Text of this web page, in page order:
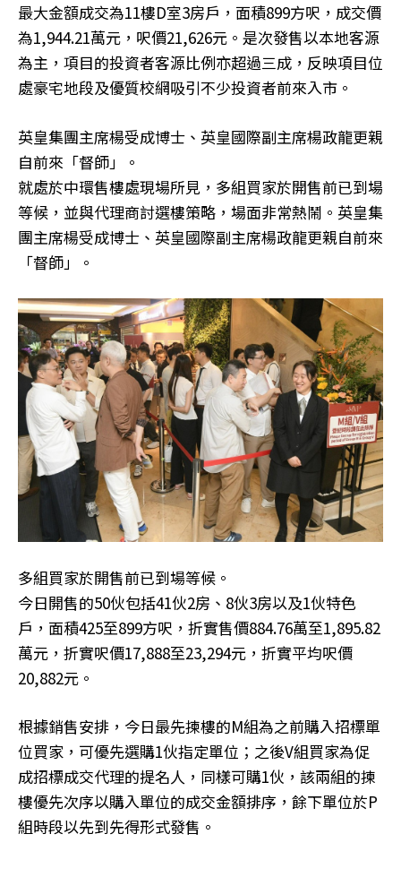
最大金額成交為11樓D室3房戶，面積899方呎，成交價
為1,944.21萬元，呎價21,626元。是次發售以本地客源
為主，項目的投資者客源比例亦超過三成，反映項目位
處豪宅地段及優質校網吸引不少投資者前來入市。
英皇集團主席楊受成博士、英皇國際副主席楊政龍更親
自前來「督師」。
就處於中環售樓處現場所見，多組買家於開售前已到場
等候，並與代理商討選樓策略，場面非常熱鬧。英皇集
團主席楊受成博士、英皇國際副主席楊政龍更親自前來
「督師」。
多組買家於開售前已到場等候。
今日開售的50伙包括41伙2房、8伙3房以及1伙特色
戶，面積425至899方呎，折實售價884.76萬至1,895.82
萬元，折實呎價17,888至23,294元，折實平均呎價
20,882元。
根據銷售安排，今日最先揀樓的M組為之前購入招標單
位買家，可優先選購1伙指定單位；之後V組買家為促
成招標成交代理的提名人，同樣可購1伙，該兩組的揀
樓優先次序以購入單位的成交金額排序，餘下單位於P
組時段以先到先得形式發售。